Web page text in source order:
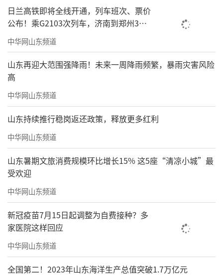
日兰高铁即将全线开通，列车班次、票价
公布！乘G2103次列车，济南到郑州3小
时到达
中华网山东频道
山东再迎大范围强降雨！未来一周降雨频繁，暴雨灾害风险
高
中华网山东频道
山东持续推行稳岗返还政策，释放更多红利
中华网山东频道
山东暑期文旅消费规模环比增长15% 这5座“清凉小城”最
受欢迎
中华网山东频道
新冠疫苗7月15日起调整为自费接种？多
家医院这样回应
中华网山东频道
全国第二！2023年山东海洋生产总值突破1.7万亿元